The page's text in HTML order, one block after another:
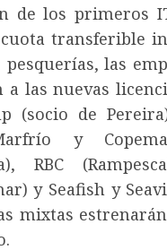
de los primeros
transferible
las
a las nuevas
(socio de
y
RBC
y Seafish y
mixtas